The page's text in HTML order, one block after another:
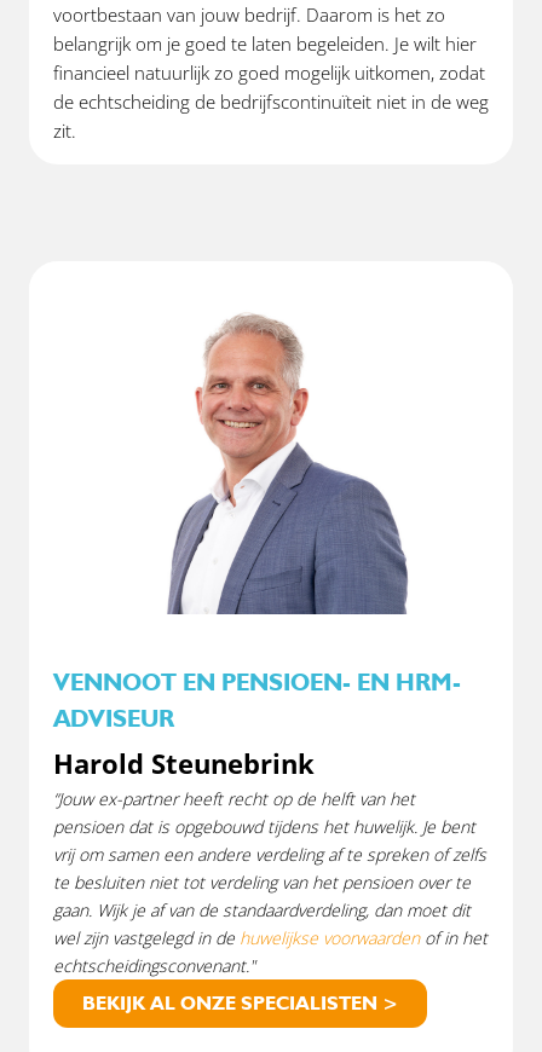
voortbestaan van jouw bedrijf. Daarom is het zo
belangrijk om je goed te laten begeleiden. Je wilt hier
financieel natuurlijk zo goed mogelijk uitkomen, zodat
de echtscheiding de bedrijfscontinuïteit niet in de weg
zit.
VENNOOT EN PENSIOEN- EN HRM-
ADVISEUR
Harold Steunebrink
“Jouw ex-partner heeft recht op de helft van het
pensioen dat is opgebouwd tijdens het huwelijk. Je bent
vrij om samen een andere verdeling af te spreken of zelfs
te besluiten niet tot verdeling van het pensioen over te
gaan. Wijk je af van de standaardverdeling, dan moet dit
wel zijn vastgelegd in de huwelijkse voorwaardenof in het
echtscheidingsconvenant."
BEKIJK AL ONZE SPECIALISTEN >